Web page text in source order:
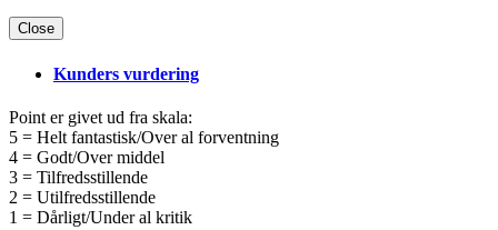
Close
Kunders vurdering
Point er givet ud fra skala:
5 = Helt fantastisk/Over al forventning
4 = Godt/Over middel
3 = Tilfredsstillende
2 = Utilfredsstillende
1 = Dårligt/Under al kritik